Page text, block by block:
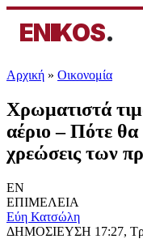
ENIKOS.
Αρχική » Oικονομία
Χρωματιστά
αέριο – Πότε θα
χρεώσεις των
EN
ΕΠΙΜΕΛΕΙΑ
Εύη Κατσώλη
ΔΗΜΟΣΙΕΥΣΗ 17:27,